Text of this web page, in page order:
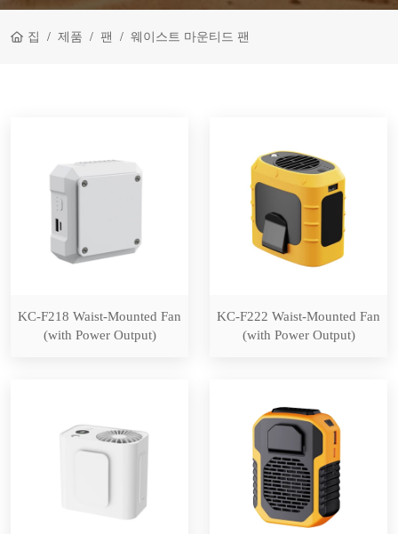
집 제품 팬 웨이스트 마운티드 팬
KC-F218 Waist-Mounted Fan
(with Power Output)
KC-F222 Waist-Mounted Fan
(with Power Output)